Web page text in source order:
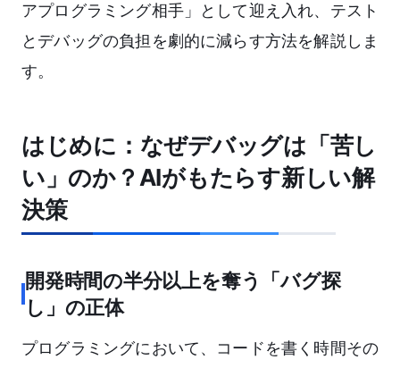
アプログラミング相手」として迎え入れ、テスト
とデバッグの負担を劇的に減らす方法を解説しま
す。
はじめに：なぜデバッグは「苦し
い」のか？AIがもたらす新しい解
決策
開発時間の半分以上を奪う「バグ探
し」の正体
プログラミングにおいて、コードを書く時間その